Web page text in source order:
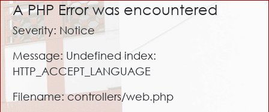
A PHP Error was encountered
Severity: Notice
Message: Undefined index:
HTTP_ACCEPT_LANGUAGE
Filename: controllers/web.php